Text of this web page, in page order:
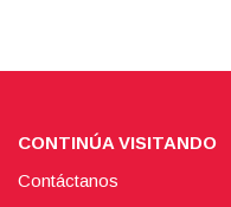
CONTINÚA VISITANDO
Contáctanos